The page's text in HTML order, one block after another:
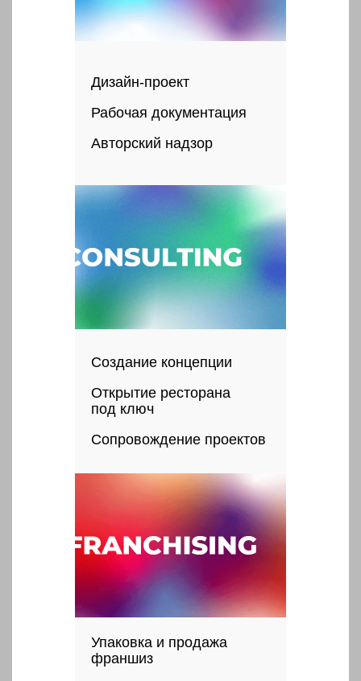
Дизайн-проект
Рабочая документация
Авторский надзор
Создание концепции
Открытие ресторана
под ключ
Сопровождение проектов
Упаковка и продажа
франшиз